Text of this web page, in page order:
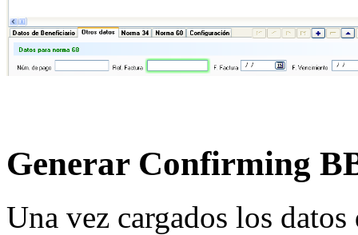
Generar Confirming
Una vez cargados los